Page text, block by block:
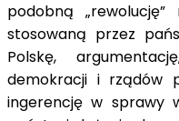
podobną „rewolucję”
stosowaną przez
Polskę,
demokracji i rządów
ingerencję w sprawy